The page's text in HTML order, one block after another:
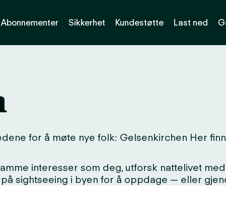
Abonnementer Sikkerhet Kundestøtte Last ned
for å møte nye folk: Gelsenkirchen Her
interesser som deg, utforsk nattelivet
sightseeing i byen for å oppdage — eller